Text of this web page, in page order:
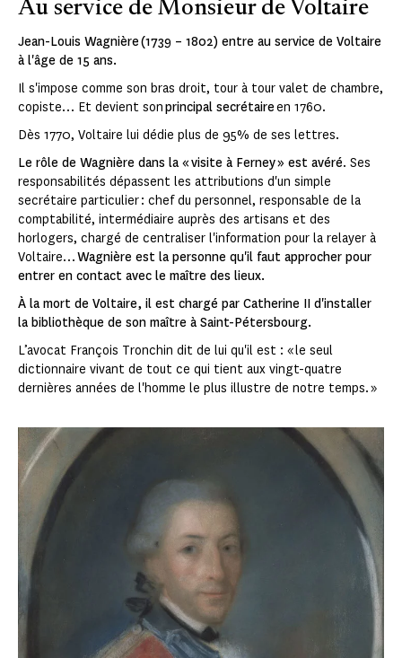
Au service de Monsieur de Voltaire
Jean-Louis Wagnière (1739 – 1802) entre au service de Voltaire
à l'âge de 15 ans.
Il s'impose comme son bras droit, tour à tour valet de chambre,
copiste… Et devient sonprincipal secrétaireen 1760.
Dès 1770, Voltaire lui dédie plus de 95% de ses lettres.
Le rôle de Wagnière dans la « visite à Ferney » est avéré. Ses
responsabilités dépassent les attributions d'un simple
secrétaire particulier : chef du personnel, responsable de la
comptabilité, intermédiaire auprès des artisans et des
horlogers, chargé de centraliser l'information pour la relayer à
Voltaire…Wagnière est la personne qu'il faut approcher pour
entrer en contact avec le maître des lieux.
À la mort de Voltaire, il est chargé par Catherine II d'installer
la bibliothèque de son maître à Saint-Pétersbourg.
L’avocat François Tronchin dit de lui qu'il est : « le seul
dictionnaire vivant de tout ce qui tient aux vingt-quatre
dernières années de l'homme le plus illustre de notre temps. »